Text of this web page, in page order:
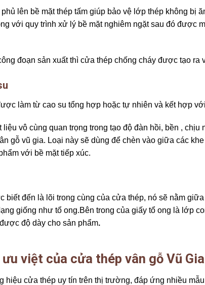
lên bề mặt thép tấm giúp bảo vệ lớp thép không bị
với quy trình xử lý bề mặt nghiêm ngặt sau đó được
đoạn sản xuất thì cửa thép chống cháy được tạo ra
làm từ cao su tổng hợp hoặc tự nhiên và kết hợp
vô cùng quan trọng trong tạo độ đàn hồi, bền ,
gỗ vũ gia. Loại này sẽ dùng để chèn vào giữa các
với bề mặt tiếp xúc.
biết đến là lõi trong cùng của cửa thép, nó sẽ nằm
giống như tổ ong.Bên trong của giấy tổ ong là lớp
độ dày cho sản phẩm.
ưu việt của cửa thép vân gỗ Vũ Gia
hiệu cửa thép uy tín trên thị trường, đáp ứng nhiều